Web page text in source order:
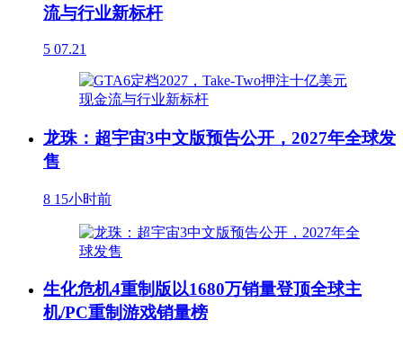
流与行业新标杆
5 07.21
龙珠：超宇宙3中文版预告公开，2027年全球发
售
8 15小时前
生化危机4重制版以1680万销量登顶全球主
机/PC重制游戏销量榜